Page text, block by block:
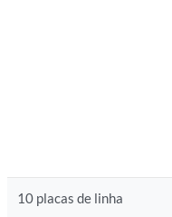
10 placas de linha